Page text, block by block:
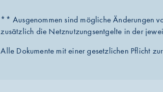
** Ausgenommen sind mögliche Änderungen
zusätzlich die Netznutzungsentgelte in der
Alle Dokumente mit einer gesetzlichen Pflicht